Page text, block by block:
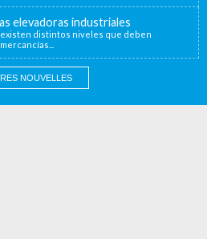
elevadoras industriales
distintos niveles que deben
NOUVELLES